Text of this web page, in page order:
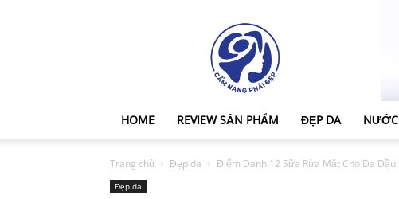
Cẩm
Nang
Phái
Đẹp
HOME REVIEW SẢN PHẨM ĐẸP DA
Trang chủ Đẹp da Điểm Danh 12 Sữa Rửa Mặt Cho Da Dầu
Đẹp da